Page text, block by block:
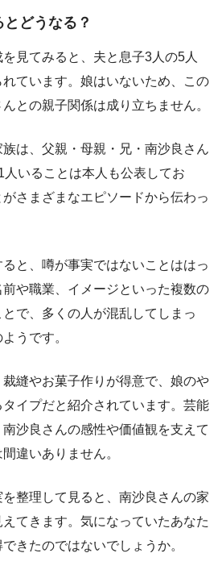
どうなる？
見てみると、夫と息子3人の5人
ています。娘はいないため、この
との親子関係は成り立ちません。
は、父親・母親・兄・南沙良さん
いることは本人も公表してお
さまざまなエピソードから伝わっ
と、噂が事実ではないことははっ
や職業、イメージといった複数の
で、多くの人が混乱してしまっ
うです。
縫やお菓子作りが得意で、娘のや
イプだと紹介されています。芸能
沙良さんの感性や価値観を支えて
違いありません。
整理して見ると、南沙良さんの家
てきます。気になっていたあなた
きたのではないでしょうか。